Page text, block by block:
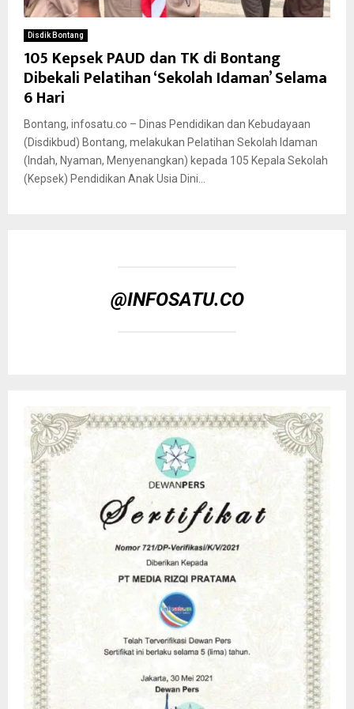
Disdik Bontang
105 Kepsek PAUD dan TK di Bontang
Dibekali Pelatihan ‘Sekolah Idaman’ Selama
6 Hari
Bontang, infosatu.co – Dinas Pendidikan dan Kebudayaan
(Disdikbud) Bontang, melakukan Pelatihan Sekolah Idaman
(Indah, Nyaman, Menyenangkan) kepada 105 Kepala Sekolah
(Kepsek) Pendidikan Anak Usia Dini...
@INFOSATU.CO